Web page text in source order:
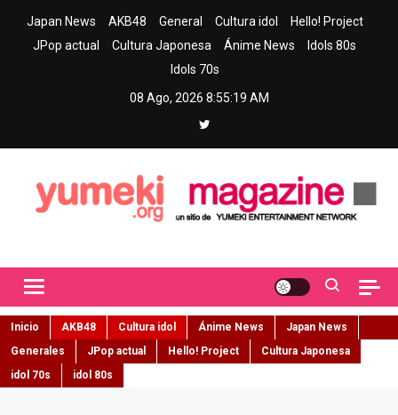
Japan News AKB48 General Cultura idol
Hello! Project
JPop actual
Cultura Japonesa Ánime News
Idols 80s
Idols 70s
08 Ago, 2026 8:55:20 AM
Inicio AKB48 Cultura idol Ánime News
Japan News
Generales
JPop actual Hello! Project
Cultura Japonesa
idol 70s
idol 80s